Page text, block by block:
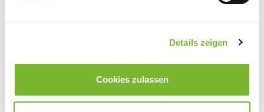
Details zeigen
Cookies zulassen
Für weitere Informationen wenden Sie sich bitte direkt an den jeweiligen